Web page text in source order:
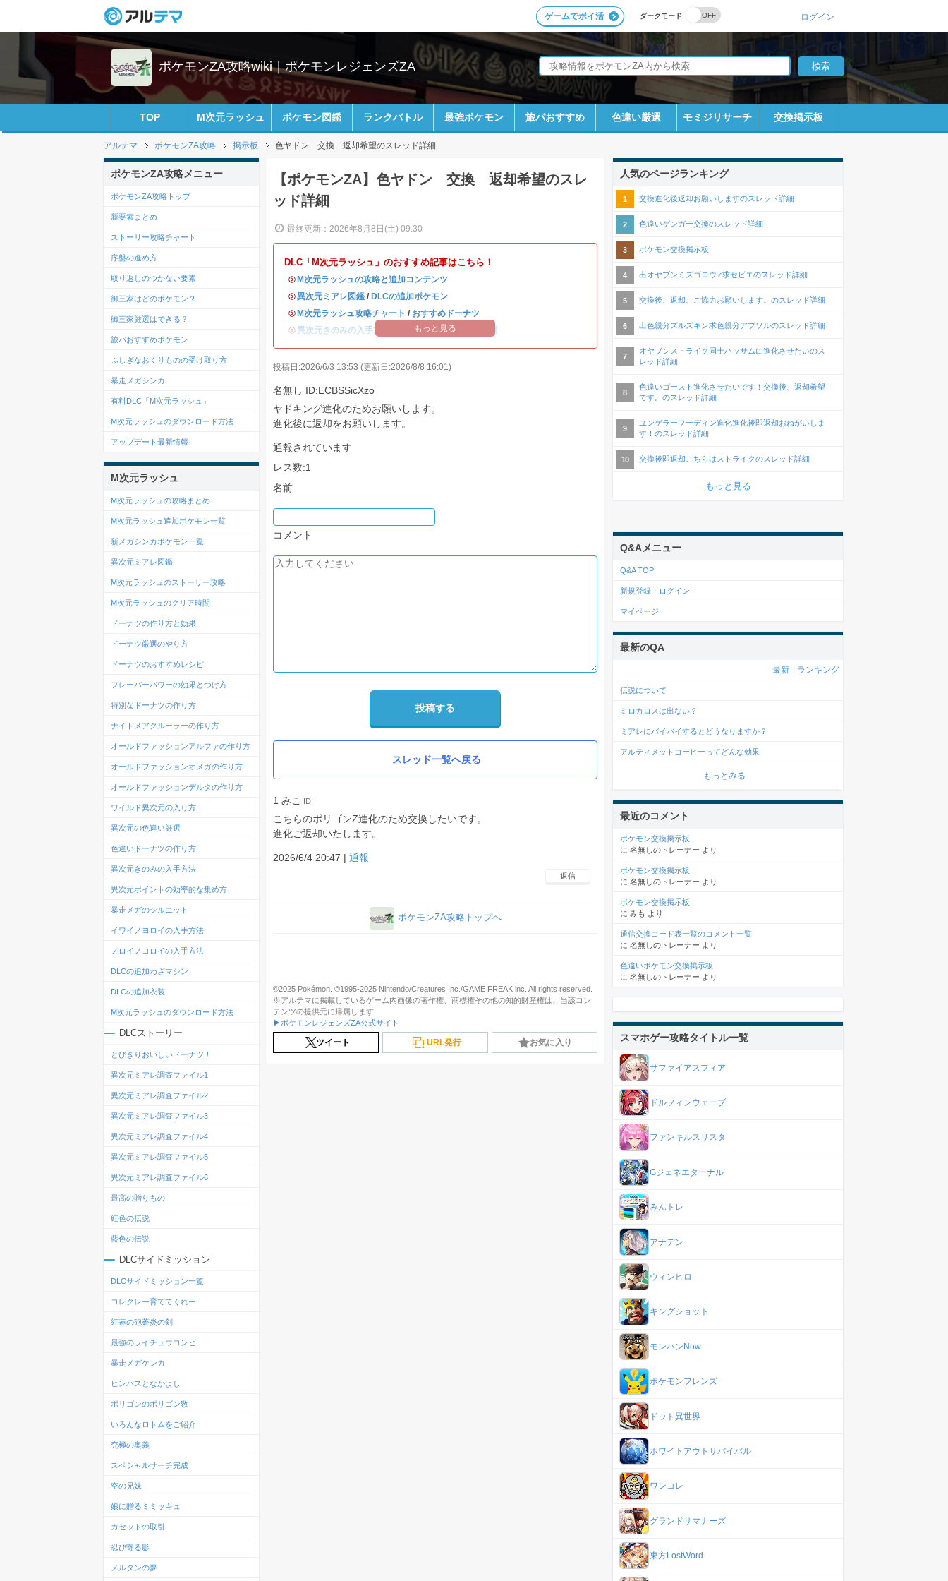
ダークモード
ゲームでポイ活 ログイン
ポケモンZA攻略wiki｜ポケモンレジェンズZA
TOP M次元ラッシュ ポケモン図鑑 ランクバトル 最強ポケモン 旅パおすすめ 色違い厳選 モミジリサーチ 交換掲示板
アルテマ ポケモンZA攻略 掲示板 色ヤドン 交換 返却希望のスレッド詳細
【ポケモンZA】色ヤドン 交換 返却希望のスレ
ッド詳細
最終更新：2026年8月8日(土) 09:30
DLC「M次元ラッシュ」のおすすめ記事はこちら！
・ M次元ラッシュの攻略と追加コンテンツ
・異次元ミアレ図鑑 / DLCの追加ポケモン
・ M次元ラッシュ攻略チャート / おすすめドーナツ
・異次元きのみの入手方法 異次元ミアレの色違い厳選
もっと見る
投稿日:2026/6/3 13:53 (更新日:2026/8/8 16:01)
名無し ID:ECBSSicXzo
ヤドキング進化のためお願いします。
進化後に返却をお願いします。
通報されています
レス数:1
名前
コメント
投稿する
スレッド一覧へ戻る
1 みこ ID:
こちらのポリゴンZ進化のため交換したいです。
進化ご返却いたします。
2026/6/4 20:47 | 通報
返信
ポケモンZA攻略トップへ
©2025 Pokémon. ©1995-2025 Nintendo/Creatures Inc./GAME FREAK inc. All rights reserved.
※アルテマに掲載しているゲーム内画像の著作権、商標権その他の知的財産権は、当該コン
テンツの提供元に帰属します
▶ポケモンレジェンズZA公式サイト
ツイート URL発行 お気に入り
ポケモンZA攻略メニュー
ポケモンZA攻略トップ
新要素まとめ
ストーリー攻略チャート
序盤の進め方
取り返しのつかない要素
御三家はどのポケモン？
御三家厳選はできる？
旅パおすすめポケモン
ふしぎなおくりものの受け取り方
暴走メガシンカ
有料DLC「M次元ラッシュ」
M次元ラッシュのダウンロード方法
アップデート最新情報
M次元ラッシュ
M次元ラッシュの攻略まとめ
M次元ラッシュ追加ポケモン一覧
新メガシンカポケモン一覧
異次元ミアレ図鑑
M次元ラッシュのストーリー攻略
M次元ラッシュのクリア時間
ドーナツの作り方と効果
ドーナツ厳選のやり方
ドーナツのおすすめレシピ
フレーバーパワーの効果とつけ方
特別なドーナツの作り方
ナイトメアクルーラーの作り方
オールドファッションアルファの作り方
オールドファッションオメガの作り方
オールドファッションデルタの作り方
ワイルド異次元の入り方
異次元の色違い厳選
色違いドーナツの作り方
異次元きのみの入手方法
異次元ポイントの効率的な集め方
暴走メガのシルエット
イワイノヨロイの入手方法
ノロイノヨロイの入手方法
DLCの追加わざマシン
DLCの追加衣装
M次元ラッシュのダウンロード方法
DLCストーリー
とびきりおいしいドーナツ！
異次元ミアレ調査ファイル1
異次元ミアレ調査ファイル2
異次元ミアレ調査ファイル3
異次元ミアレ調査ファイル4
異次元ミアレ調査ファイル5
異次元ミアレ調査ファイル6
最高の贈りもの
紅色の伝説
藍色の伝説
DLCサイドミッション
DLCサイドミッション一覧
コレクレー育ててくれー
紅蓮の砲蒼炎の剣
最強のライチュウコンビ
暴走メガケンカ
ヒンバスとなかよし
ポリゴンのポリゴン数
いろんなロトムをご紹介
究極の奥義
スペシャルサーチ完成
空の兄妹
娘に贈るミミッキュ
カセットの取引
忍び寄る影
メルタンの夢
人気のページランキング
交換進化後返却お願いしますのスレッド詳細
色違いゲンガー交換のスレッド詳細
ポケモン交換掲示板
出オヤブンミズゴロウ♂求セビエのスレッド詳細
交換後、返却。ご協力お願いします。のスレッド詳細
出色親分ズルズキン求色親分アブソルのスレッド詳細
オヤブンストライク同士ハッサムに進化させたいのス
レッド詳細
色違いゴースト進化させたいです！交換後、返却希望
です。のスレッド詳細
ユンゲラーフーディン進化進化後即返却おねがいしま
す！のスレッド詳細
交換後即返却こちらはストライクのスレッド詳細
もっと見る
Q&Aメニュー
Q&A TOP
新規登録・ログイン
マイページ
最新のQA
最新 ランキング
伝説について
ミロカロスは出ない？
ミアレにバイバイするとどうなりますか？
アルティメットコーヒーってどんな効果
もっとみる
最近のコメント
ポケモン交換掲示板
に 名無しのトレーナー より
ポケモン交換掲示板
に 名無しのトレーナー より
ポケモン交換掲示板
に みも より
通信交換コード表一覧のコメント一覧
に 名無しのトレーナー より
色違いポケモン交換掲示板
に 名無しのトレーナー より
スマホゲー攻略タイトル一覧
サファイアスフィア
ドルフィンウェーブ
ファンキルスリスタ
Gジェネエターナル
みんトレ
アナデン
ウィンヒロ
キングショット
モンハンNow
ポケモンフレンズ
ドット異世界
ホワイトアウトサバイバル
ワンコレ
グランドサマナーズ
東方LostWord